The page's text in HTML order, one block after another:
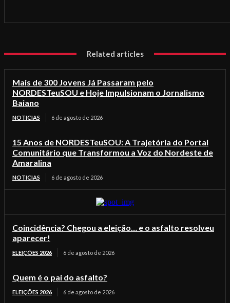
Related articles
Mais de 300 Jovens Já Passaram pelo
NORDESTeuSOU e Hoje Impulsionam o Jornalismo
Baiano
NOTICIAS 6 de agosto de 2026
15 Anos de NORDESTeuSOU: A Trajetória do Portal
Comunitário que Transformou a Voz do Nordeste de
Amaralina
NOTICIAS 6 de agosto de 2026
Coincidência? Chegou a eleição… e o asfalto resolveu
aparecer!
ELEIÇÕES 2026 6 de agosto de 2026
Quem é o pai do asfalto?
ELEIÇÕES 2026 6 de agosto de 2026